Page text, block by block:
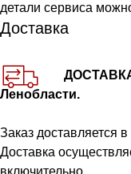
детали сервиса
Доставка
ДОСТАВКА
Ленобласти.
Заказ доставляется
Доставка